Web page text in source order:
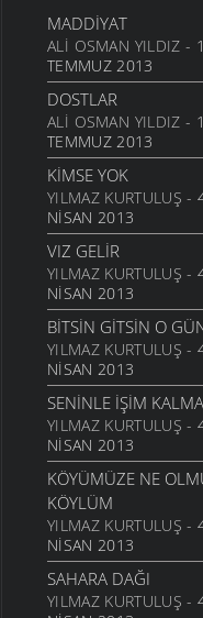
SEVGI ÜSTÜNE
6 MART 2006
ANLATAMADIK
6 MART 2006
GEL
6 MART 2006
ANNE
6 MART 2006
NATAŞA
6 MART 2006
ACABA
6 MART 2006
DOLUDUR
6 MART 2006
DAHASI VAR
6 MART 2006
ÖĞRETMENI GÖR
6 MART 2006
ÇORUH
6 MART 2006
SANA MUHTACIM
6 MART 2006
MADDIYAT
ALI OSMAN YILDIZ -
TEMMUZ 2013
DOSTLAR
ALI OSMAN YILDIZ -
TEMMUZ 2013
KIMSE YOK
YILMAZ KURTULUŞ -
NISAN 2013
VIZ GELIR
YILMAZ KURTULUŞ -
NISAN 2013
BITSIN GITSIN O
YILMAZ KURTULUŞ -
NISAN 2013
SENINLE İŞIM
YILMAZ KURTULUŞ -
NISAN 2013
KÖYÜMÜZE NE
KÖYLÜM
YILMAZ KURTULUŞ -
NISAN 2013
SAHARA DAĞI
YILMAZ KURTULUŞ -